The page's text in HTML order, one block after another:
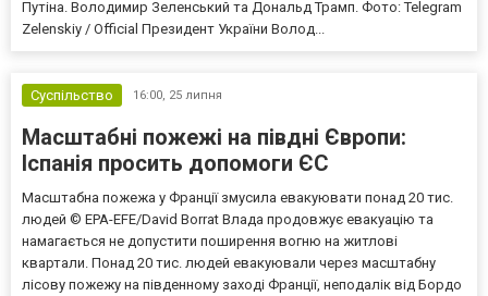
Путіна. Володимир Зеленський та Дональд Трамп. Фото: Telegram
Zelenskiy / Official Президент України Волод...
Суспільство 16:00, 25 липня
Масштабні пожежі на півдні Європи:
Іспанія просить допомоги ЄС
Масштабна пожежа у Франції змусила евакуювати понад 20 тис.
людей © EPA-EFE/David Borrat Влада продовжує евакуацію та
намагається не допустити поширення вогню на житлові
квартали. Понад 20 тис. людей евакуювали через масштабну
лісову пожежу на південному заході Франції, неподалік від Бордо